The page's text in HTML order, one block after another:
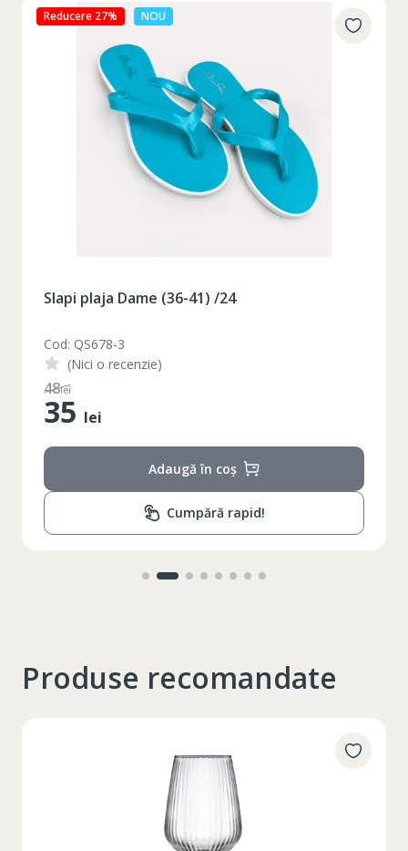
Reducere 27% NOU
Slapi plaja Dame (36-41) /24
Cod: QS678-3
(Nici o recenzie)
48lei
35 lei
Adaugă în coș
Cumpără rapid!
Produse recomandate